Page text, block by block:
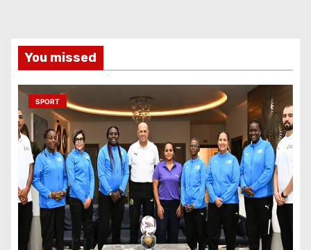
You missed
SPORT